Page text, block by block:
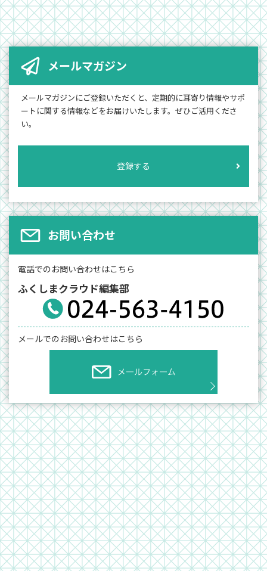
メールマガジン
メールマガジンにご登録いただくと、定期的に耳寄り情報やサポ
ートに関する情報などをお届けいたします。ぜひご活用くださ
い。
登録する
お問い合わせ
電話でのお問い合わせはこちら
ふくしまクラウド編集部
メールでのお問い合わせはこちら